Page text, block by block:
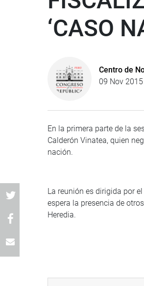
‘CASO
Centro de
09 Nov
En la primera parte de la
Calderón Vinatea, quien
nación.
La reunión es dirigida por
espera la presencia de
Heredia.